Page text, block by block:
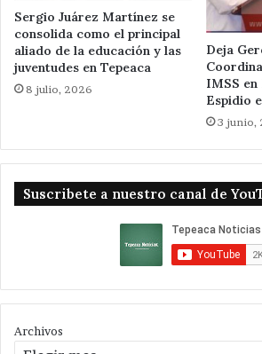
Sergio Juárez Martínez se
consolida como el principal
aliado de la educación y las
juventudes en Tepeaca
8 julio, 2026
Deja
IMSS en
Espidio
3 junio,
Suscribete a nuestro canal de
Archivos